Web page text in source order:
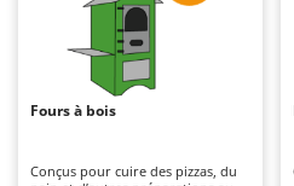
Aspirateurs à feuilles sur
Aspirateurs de piscine
Aspirateurs Multifonctions
Atomiseurs pour
AL-KO
ALA 2000
Ama
Fours à bois
Conçus pour cuire des pizzas, du